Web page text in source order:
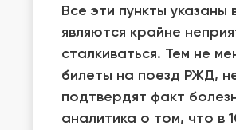
Все эти пункты
являются крайне
сталкиваться. Тем не
билеты на поезд РЖД,
подтвердят факт
аналитика о том, что в